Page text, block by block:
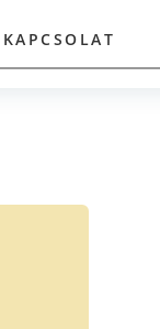
KAPCSOLAT